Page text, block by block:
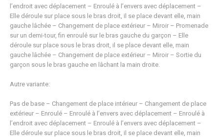
l’endroit avec déplacement – Enroulé à l’envers avec déplacement –
Elle déroule sur place sous le bras droit, il se place devant elle, main
gauche lâchée – Changement de place extérieur – Miroir – Promenade
sur un demi-tour, fin enroulé sur le bras gauche du garçon – Elle
déroule sur place sous le bras droit, il se place devant elle, main
gauche lâchée – Changement de place extérieur – Miroir – Sortie du
garçon sous le bras gauche en lâchant la main droite.
Autre variante:
Pas de base – Changement de place intérieur – Changement de place
extérieur – Enroulé – Enroulé à l’envers avec déplacement – Enroulé à
l’endroit avec déplacement – Enroulé à l’envers avec déplacement –
Elle déroule sur place sous le bras droit, il se place devant elle, main